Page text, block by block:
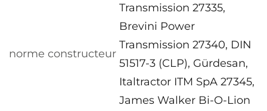
norme constructeur
Transmission 27335,
Brevini Power
Transmission 27340, DIN
51517-3 (CLP), Gürdesan,
Italtractor ITM SpA 27345,
James Walker Bi-O-Lion